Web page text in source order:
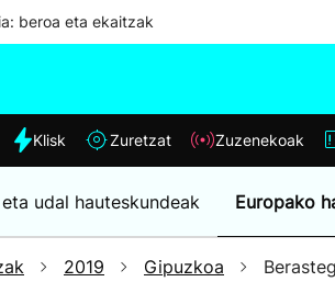
beroa eta ekaitzak
Klisk Zuretzat Zuzenekoak
udal hauteskundeak Europako
2019 Gipuzkoa